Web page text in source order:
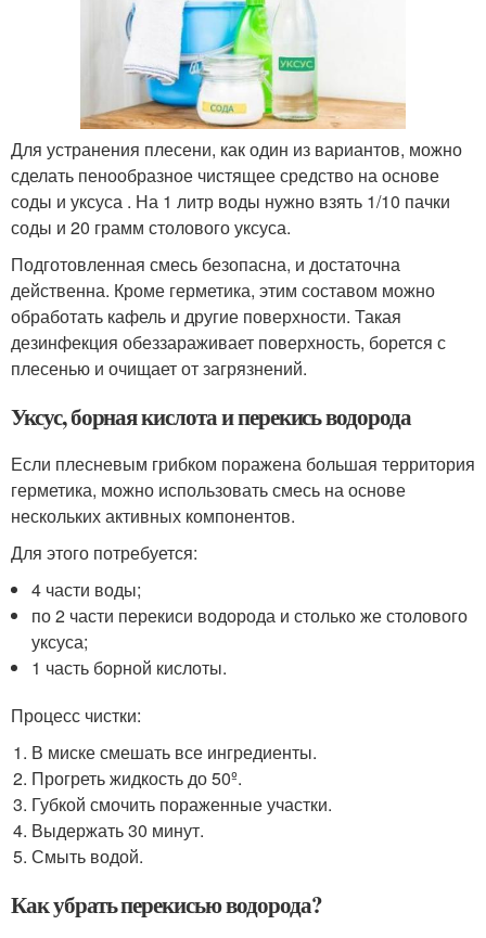
Для устранения плесени, как один из вариантов, можно
сделать пенообразное чистящее средство на основе
соды и уксуса . На 1 литр воды нужно взять 1/10 пачки
соды и 20 грамм столового уксуса.
Подготовленная смесь безопасна, и достаточна
действенна. Кроме герметика, этим составом можно
обработать кафель и другие поверхности. Такая
дезинфекция обеззараживает поверхность, борется с
плесенью и очищает от загрязнений.
Уксус, борная кислота и перекись водорода
Если плесневым грибком поражена большая территория
герметика, можно использовать смесь на основе
нескольких активных компонентов.
Для этого потребуется:
4 части воды;
по 2 части перекиси водорода и столько же столового
уксуса;
1 часть борной кислоты.
Процесс чистки:
В миске смешать все ингредиенты.
Прогреть жидкость до 50º.
Губкой смочить пораженные участки.
Выдержать 30 минут.
Смыть водой.
Как убрать перекисью водорода?